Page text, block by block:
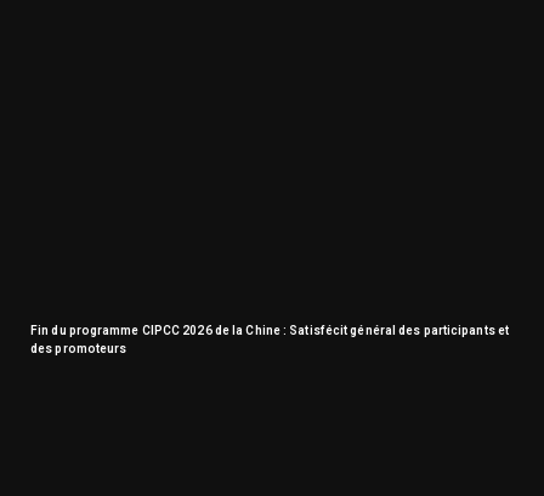
Fin du programme CIPCC 2026 de la Chine : Satisfécit général des participants et
des promoteurs